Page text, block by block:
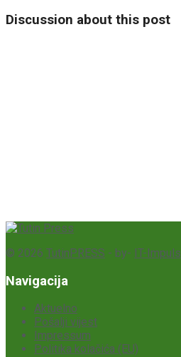
Discussion about this post
© 2026 TutinPRESS - by- IT-Impuls
Navigacija
Aktuelno
Pošalji vijest
Impressum
Politika kolačića (EU)